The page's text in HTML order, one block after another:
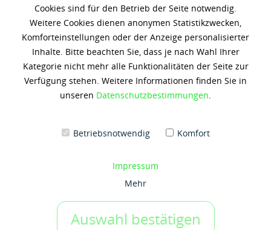
Cookies sind für den Betrieb der Seite notwendig.
Weitere Cookies dienen anonymen Statistikzwecken,
Komforteinstellungen oder der Anzeige personalisierter
Inhalte. Bitte beachten Sie, dass je nach Wahl Ihrer
Kategorie nicht mehr alle Funktionalitäten der Seite zur
Verfügung stehen. Weitere Informationen finden Sie in
unseren Datenschutzbestimmungen.
Betriebsnotwendig Komfort
Impressum
Mehr
Auswahl bestätigen
Shell PANOLIN Biomot LD
10W-40
233,80 € *
zzgl. 19% Umsatzsteuerzzgl. Versandkosten
20 kg-Hobbock